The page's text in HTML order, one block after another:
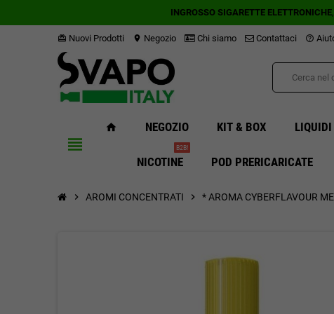
INGROSSO SIGARETTE ELETTRONICHE
card_giftcard Nuovi Prodotti location_on Negozio Chi siamo Contattaci help_outline
view_headline
home NEGOZIO KIT & BOX LIQUIDI
NICOTINE
B2B!
POD PRERICARICATE
chevron_right AROMI CONCENTRATI chevron_right * AROMA CYBERFLAVOUR